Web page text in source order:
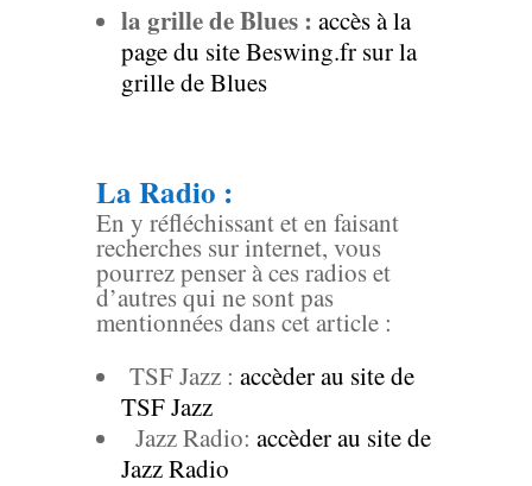
la grille de Blues : accès à la
page du site Beswing.fr sur la
grille de Blues
La Radio :
En y réfléchissant et en faisant
recherches sur internet, vous
pourrez penser à ces radios et
d’autres qui ne sont pas
mentionnées dans cet article :
TSF Jazz : accèder au site de
TSF Jazz
Jazz Radio: accèder au site de
Jazz Radio